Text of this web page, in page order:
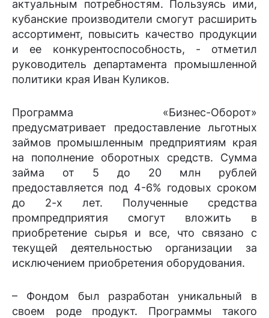
актуальным потребностям. Пользуясь ими,
кубанские производители смогут расширить
ассортимент, повысить качество продукции
и ее конкурентоспособность, - отметил
руководитель департамента промышленной
политики края Иван Куликов.
Программа «Бизнес-Оборот»
предусматривает предоставление льготных
займов промышленным предприятиям края
на пополнение оборотных средств. Сумма
займа от 5 до 20 млн рублей
предоставляется под 4-6% годовых сроком
до 2-х лет. Полученные средства
промпредприятия смогут вложить в
приобретение сырья и все, что связано с
текущей деятельностью организации за
исключением приобретения оборудования.
– Фондом был разработан уникальный в
своем роде продукт. Программы такого